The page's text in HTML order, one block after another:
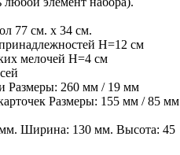
77 см. х 34 см.
H=12 см
мелочей H=4 см
Размеры: 260 мм / 19 мм
Размеры: 155 мм / 85 мм
Ширина: 130 мм. Высота: 45